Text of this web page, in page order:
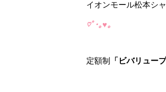
イオンモール松本シ
♡ﾟ･｡♥｡
定額制 「ビバリュー